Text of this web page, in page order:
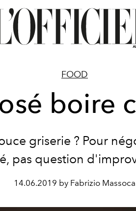
FOOD
boire
griserie ? Pour
pas question
14.06.2019 by Fabrizio Massoca